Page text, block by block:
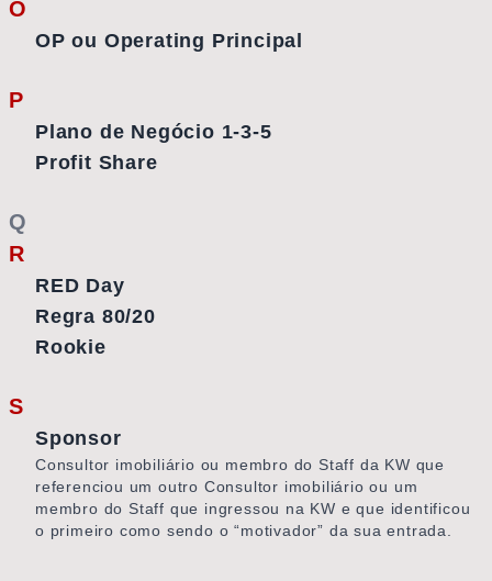
O
OP ou Operating Principal
P
Plano de Negócio 1-3-5
Profit Share
Q
R
RED Day
Regra 80/20
Rookie
S
Sponsor
Consultor imobiliário ou membro do Staff da KW que
referenciou um outro Consultor imobiliário ou um
membro do Staff que ingressou na KW e que identificou
o primeiro como sendo o “motivador” da sua entrada.